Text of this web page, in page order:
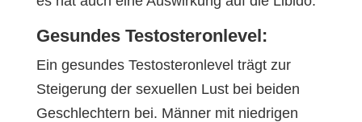
Gesundes Testosteronlevel:
Ein gesundes Testosteronlevel trägt zur
Steigerung der sexuellen Lust bei beiden
Geschlechtern bei. Männer mit niedrigen